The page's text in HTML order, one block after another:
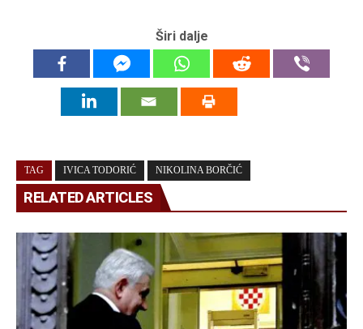
Širi dalje
TAG IVICA TODORIĆ NIKOLINA BORČIĆ
RELATED ARTICLES